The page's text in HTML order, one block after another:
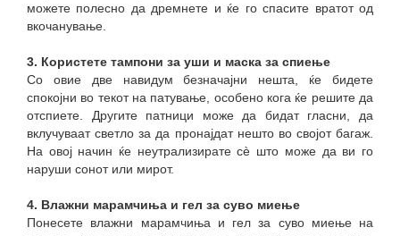
можете полесно да дремнете и ќе го спасите вратот од
вкочанување.
3. Користете тампони за уши и маска за спиење
Со овие две навидум безначајни нешта, ќе бидете
спокојни во текот на патување, особено кога ќе решите да
отспиете. Другите патници може да бидат гласни, да
вклучуваат светло за да пронајдат нешто во својот багаж.
На овој начин ќе неутрализирате сè што може да ви го
наруши сонот или мирот.
4. Влажни марамчиња и гел за суво миење
Понесете влажни марамчиња и гел за суво миење на